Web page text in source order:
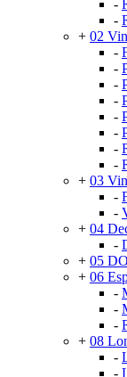
-
-
+ 02
-
-
-
-
-
-
-
-
+ 03
-
-
+ 04
-
+ 05
+ 06
-
-
-
+ 08
-
-